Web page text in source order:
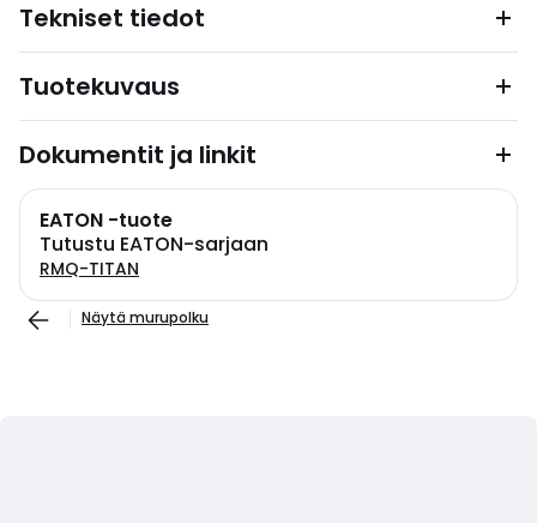
Tekniset tiedot
Tuotekuvaus
Dokumentit ja linkit
EATON -tuote
Tutustu EATON-sarjaan
RMQ-TITAN
Näytä murupolku